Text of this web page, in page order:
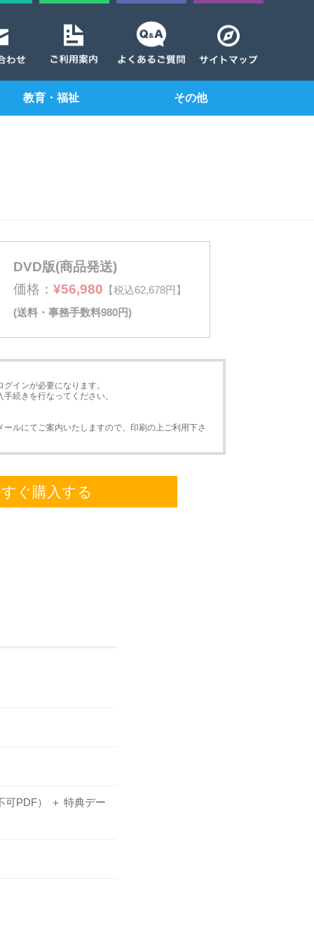
教育・福祉 その他
DVD版(商品発送)
価格： ¥56,980 【税込62,678円】
(送料・事務手数料980円)
インが必要になります。
続きを行なってください。
ルにてご案内いたしますので、印刷の上ご利用下さ
ぐ購入する
可PDF） ＋ 特典デー